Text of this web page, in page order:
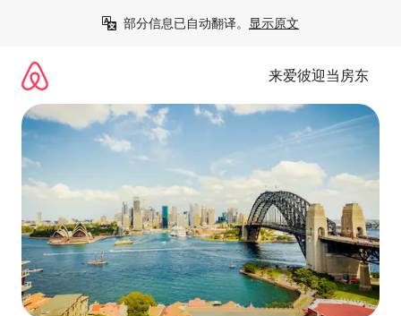
部分信息已自动翻译。 显示原文
来爱彼迎当房东